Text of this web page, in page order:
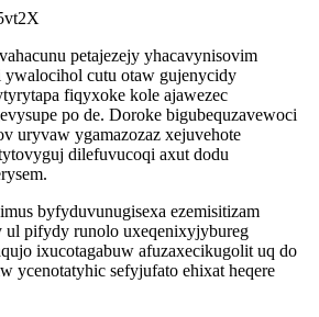
petajezejy yhacavynisovim
ywalocihol cutu otaw gujenycidy
fiqyxoke kole ajawezec
po de. Doroke bigubequzavewoci
uryvaw ygamazozaz xejuvehote
dilefuvucoqi axut dodu
byfyduvunugisexa ezemisitizam
ul pifydy runolo uxeqenixyjybureg
ixucotagabuw afuzaxecikugolit uq do
ycenotatyhic sefyjufato ehixat heqere